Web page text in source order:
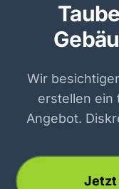
Wir
erstellen ein
Angebot.
Jetzt